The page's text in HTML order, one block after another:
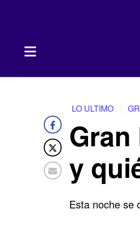
LO ULTIMO
y
Esta noche se